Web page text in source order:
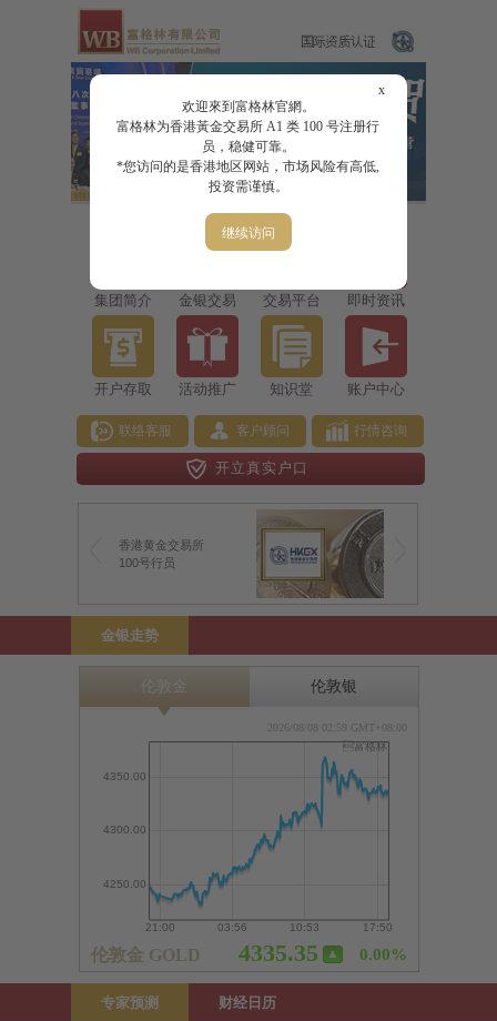
x
欢迎來到富格林官網。
富格林为香港黃金交易所 A1 类 100 号注册行
员，稳健可靠。
*您访问的是香港地区网站，市场风险有高低,
投资需谨慎。
继续访问
集团简介 金银交易 交易平台 即时资讯
开户存取 活动推广 知识堂 账户中心
联络客服 客户顾问 行情咨询
开立真实户口
香港黄金交易所
100号行员
金银走势
专家预测 财经日历